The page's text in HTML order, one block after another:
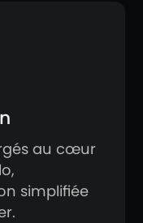
au cœur
simplifiée